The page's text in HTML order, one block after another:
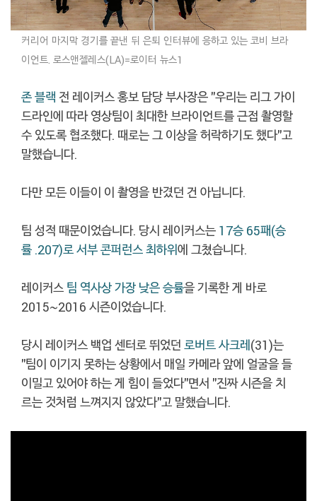
커리어 마지막 경기를 끝낸 뒤 은퇴 인터뷰에 응하고 있는 코비 브라
이언트. 로스앤젤레스(LA)=로이터 뉴스1
존 블랙 전 레이커스 홍보 담당 부사장은 "우리는 리그 가이
드라인에 따라 영상팀이 최대한 브라이언트를 근접 촬영할
수 있도록 협조했다. 때로는 그 이상을 허락하기도 했다"고
말했습니다.
다만 모든 이들이 이 촬영을 반겼던 건 아닙니다.
팀 성적 때문이었습니다. 당시 레이커스는 17승 65패(승
률 .207)로 서부 콘퍼런스 최하위에 그쳤습니다.
레이커스 팀 역사상 가장 낮은 승률을 기록한 게 바로
2015~2016 시즌이었습니다.
당시 레이커스 백업 센터로 뛰었던 로버트 사크레(31)는
"팀이 이기지 못하는 상황에서 매일 카메라 앞에 얼굴을 들
이밀고 있어야 하는 게 힘이 들었다"면서 "진짜 시즌을 치
르는 것처럼 느껴지지 않았다"고 말했습니다.